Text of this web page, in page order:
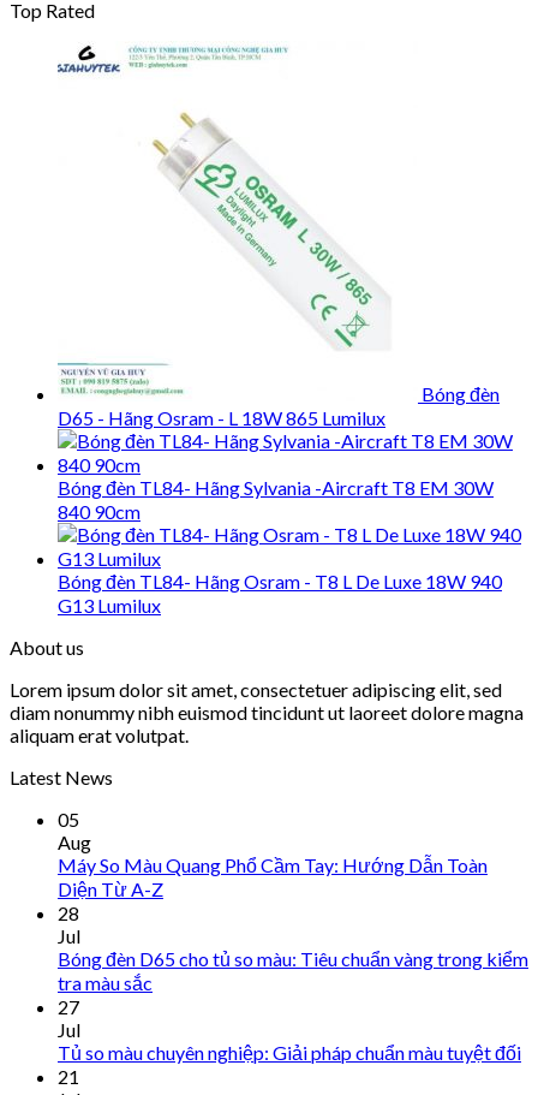
Top Rated
Bóng đèn
D65 - Hãng Osram - L 18W 865 Lumilux
Bóng đèn TL84- Hãng Sylvania -Aircraft T8 EM 30W
840 90cm
Bóng đèn TL84- Hãng Osram - T8 L De Luxe 18W 940
G13 Lumilux
About us
Lorem ipsum dolor sit amet, consectetuer adipiscing elit, sed
diam nonummy nibh euismod tincidunt ut laoreet dolore magna
aliquam erat volutpat.
Latest News
05
Aug
Máy So Màu Quang Phổ Cầm Tay: Hướng Dẫn Toàn
Diện Từ A-Z
28
Jul
Bóng đèn D65 cho tủ so màu: Tiêu chuẩn vàng trong kiểm
tra màu sắc
27
Jul
Tủ so màu chuyên nghiệp: Giải pháp chuẩn màu tuyệt đối
21